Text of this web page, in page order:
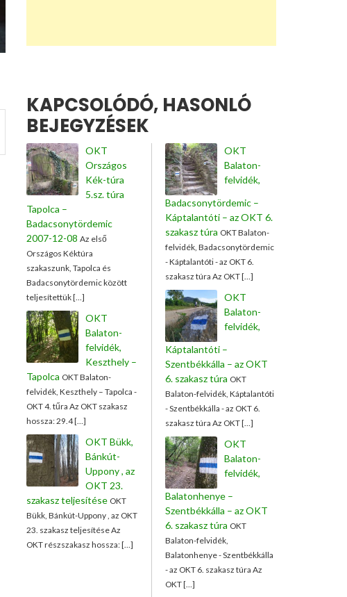
KAPCSOLÓDÓ, HASONLÓ
BEJEGYZÉSEK
OKT
Országos
Kék-túra
5.sz. túra
Tapolca –
Badacsonytördemic
2007-12-08 Az első
Országos Kéktúra
szakaszunk, Tapolca és
Badacsonytördemic között
teljesítettük […]
OKT
Balaton-
felvidék,
Keszthely –
Tapolca OKT Balaton-
felvidék, Keszthely – Tapolca -
OKT 4. tűra Az OKT szakasz
hossza: 29.4 […]
OKT Bükk,
Bánkút-
Uppony , az
OKT 23.
szakasz teljesítése OKT
Bükk, Bánkút-Uppony , az OKT
23. szakasz teljesítése Az
OKT részszakasz hossza: […]
OKT
Balaton-
felvidék,
Badacsonytördemic –
Káptalantóti – az OKT 6.
szakasz túra OKT Balaton-
felvidék, Badacsonytördemic
- Káptalantóti - az OKT 6.
szakasz túra Az OKT […]
OKT
Balaton-
felvidék,
Káptalantóti –
Szentbékkálla – az OKT
6. szakasz túra OKT
Balaton-felvidék, Káptalantóti
- Szentbékkálla - az OKT 6.
szakasz túra Az OKT […]
OKT
Balaton-
felvidék,
Balatonhenye –
Szentbékkálla – az OKT
6. szakasz túra OKT
Balaton-felvidék,
Balatonhenye - Szentbékkálla
- az OKT 6. szakasz túra Az
OKT […]